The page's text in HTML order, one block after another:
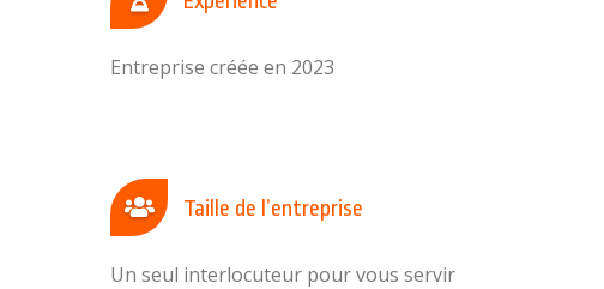
Entreprise créée en 2023
Taille de l’entreprise
Un seul interlocuteur pour vous servir